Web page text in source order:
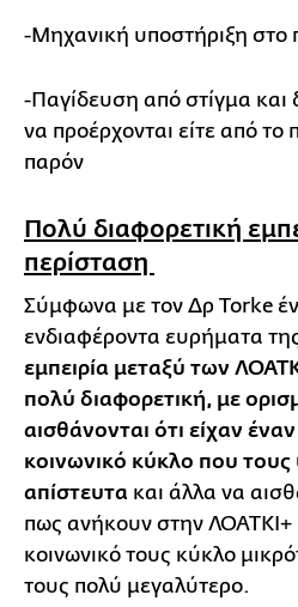
-Μηχανική υποστήριξη στο
-Παγίδευση από στίγμα και
να προέρχονται είτε από το
παρόν
Πολύ διαφορετική
περίσταση
Σύμφωνα με τον Δρ Torke
ενδιαφέροντα ευρήματα
εμπειρία μεταξύ των
πολύ διαφορετική, με
αισθάνονται ότι είχαν
κοινωνικό κύκλο που τους
απίστευτα και άλλα να
πως ανήκουν στην ΛΟΑΤΚΙ+
κοινωνικό τους κύκλο
τους πολύ μεγαλύτερο.